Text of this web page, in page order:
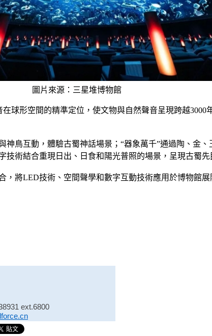
圖片來源：三星堆博物館
球形空間的精準定位，使文物與自然聲音呈現跨越
鳥互動，體驗古蜀神話場景；“器象萬千”通過陶、金
術結合重現日出、日食和陽光普照的場景，呈現古蜀先
，將LED技術、空間聲學和數字互動技術應用於博物館
ext.6800